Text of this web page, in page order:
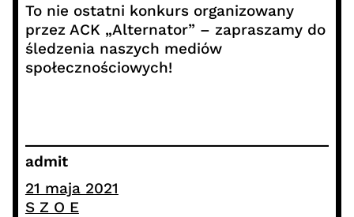
To nie ostatni konkurs organizowany
przez ACK „Alternator” – zapraszamy do
śledzenia naszych mediów
społecznościowych!
admit
21 maja 2021
S Z O E